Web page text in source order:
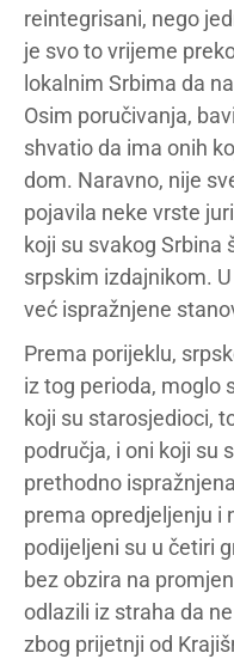
reintegrisani, nego
je svo to vrijeme
lokalnim Srbima da
Osim poručivanja,
shvatio da ima onih
dom. Naravno, nije
pojavila neke vrste
koji su svakog
srpskim izdajnikom.
već ispražnjene
Prema porijeklu,
iz tog perioda, moglo
koji su starosjedioci,
područja, i oni koji su
prethodno
prema opredjeljenju i
podijeljeni su u četiri
bez obzira na
odlazili iz straha da
zbog prijetnji od